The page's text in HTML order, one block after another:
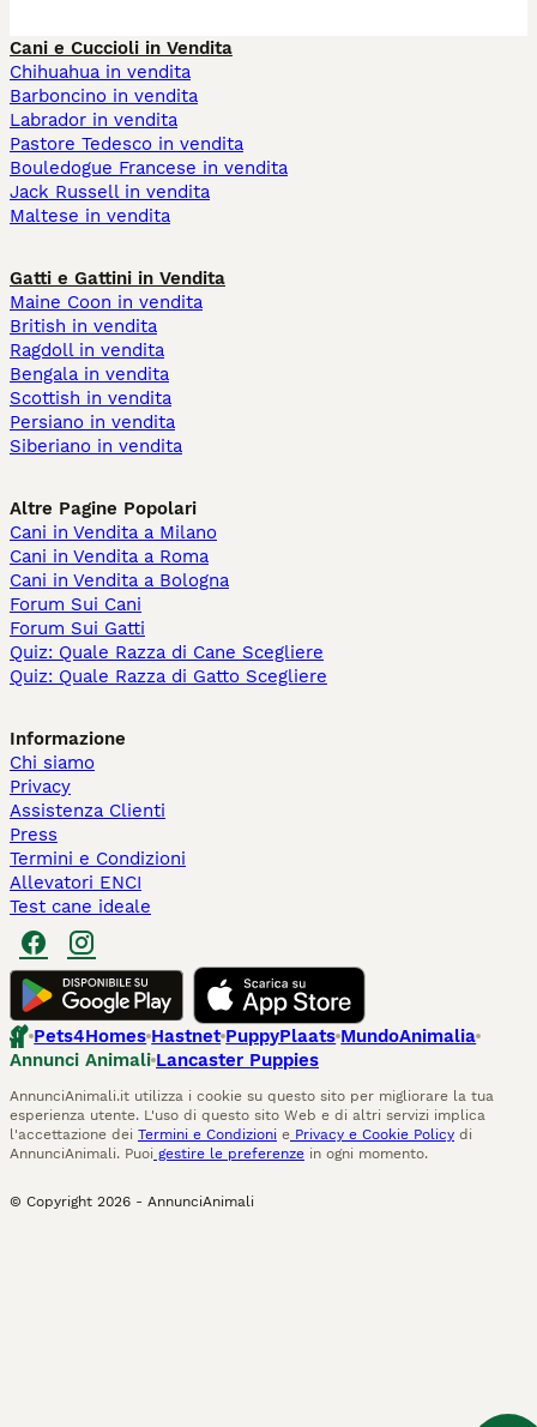
Cani e Cuccioli in Vendita
Chihuahua in vendita
Barboncino in vendita
Labrador in vendita
Pastore Tedesco in vendita
Bouledogue Francese in vendita
Jack Russell in vendita
Maltese in vendita
Gatti e Gattini in Vendita
Maine Coon in vendita
British in vendita
Ragdoll in vendita
Bengala in vendita
Scottish in vendita
Persiano in vendita
Siberiano in vendita
Altre Pagine Popolari
Cani in Vendita a Milano
Cani in Vendita a Roma
Cani in Vendita a Bologna
Forum Sui Cani
Forum Sui Gatti
Quiz: Quale Razza di Cane Scegliere
Quiz: Quale Razza di Gatto Scegliere
Informazione
Chi siamo
Privacy
Assistenza Clienti
Press
Termini e Condizioni
Allevatori ENCI
Test cane ideale
Pets4Homes Hastnet PuppyPlaats MundoAnimalia
Annunci Animali Lancaster Puppies
AnnunciAnimali.it utilizza i cookie su questo sito per migliorare la tua
esperienza utente. L'uso di questo sito Web e di altri servizi implica
l'accettazione dei Termini e Condizioni e Privacy e Cookie Policy di
AnnunciAnimali. Puoi gestire le preferenze in ogni momento.
© Copyright 2026 - AnnunciAnimali